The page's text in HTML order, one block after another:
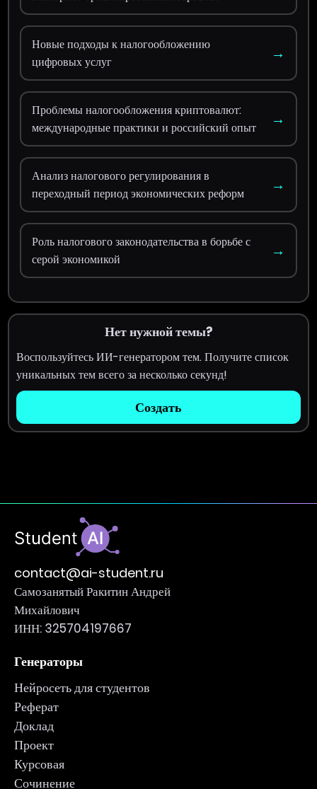
Новые подходы к налогообложению
цифровых услуг
→
Проблемы налогообложения криптовалют:
международные практики и российский опыт
→
Анализ налогового регулирования в
переходный период экономических реформ
→
Роль налогового законодательства в борьбе с
серой экономикой
→
Нет нужной темы?
Воспользуйтесь ИИ-генератором тем. Получите список
уникальных тем всего за несколько секунд!
Создать
contact@ai-student.ru
Самозанятый Ракитин Андрей
Михайлович
ИНН: 325704197667
Генераторы
Нейросеть для студентов
Реферат
Доклад
Проект
Курсовая
Сочинение